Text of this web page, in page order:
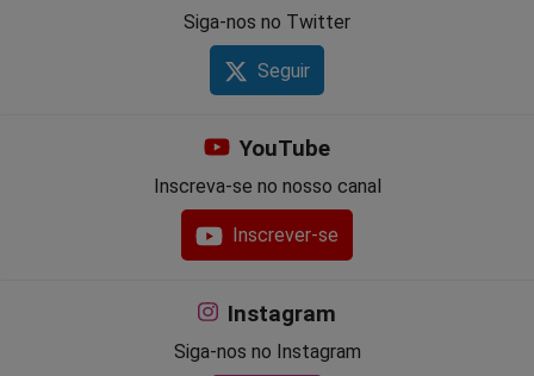
Siga-nos no Twitter
Seguir
YouTube
Inscreva-se no nosso canal
Inscrever-se
Instagram
Siga-nos no Instagram